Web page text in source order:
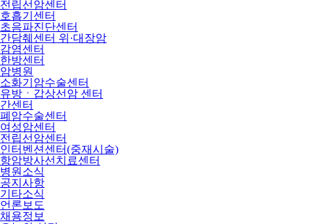
전립선암센터
호흡기센터
초음파진단센터
간담췌센터 위·대장암
감염센터
한방센터
암병원
소화기암수술센터
유방ㆍ갑상선암 센터
간센터
폐암수술센터
여성암센터
전립선암센터
인터벤션센터(중재시술)
항암방사선치료센터
병원소식
공지사항
기타소식
언론보도
채용정보